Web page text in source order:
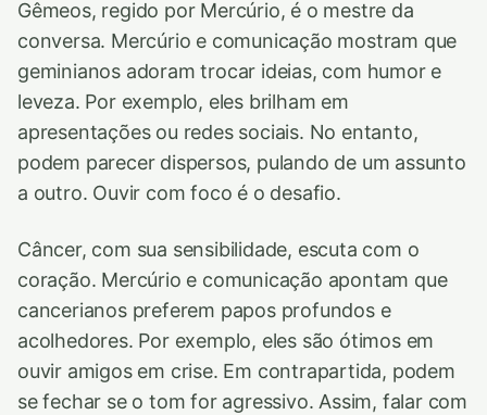
Gêmeos, regido por Mercúrio, é o mestre da
conversa. Mercúrio e comunicação mostram que
geminianos adoram trocar ideias, com humor e
leveza. Por exemplo, eles brilham em
apresentações ou redes sociais. No entanto,
podem parecer dispersos, pulando de um assunto
a outro. Ouvir com foco é o desafio.
Câncer, com sua sensibilidade, escuta com o
coração. Mercúrio e comunicação apontam que
cancerianos preferem papos profundos e
acolhedores. Por exemplo, eles são ótimos em
ouvir amigos em crise. Em contrapartida, podem
se fechar se o tom for agressivo. Assim, falar com